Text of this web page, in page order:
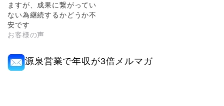
ますが、成果に繋がってい
ない為継続するかどうか不
安です
お客様の声
源泉営業で年収が3倍メルマガ